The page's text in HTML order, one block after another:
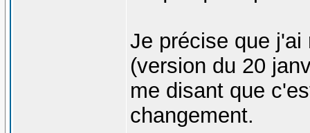
Je précise que j'ai
(version du 20
me disant que
changement.